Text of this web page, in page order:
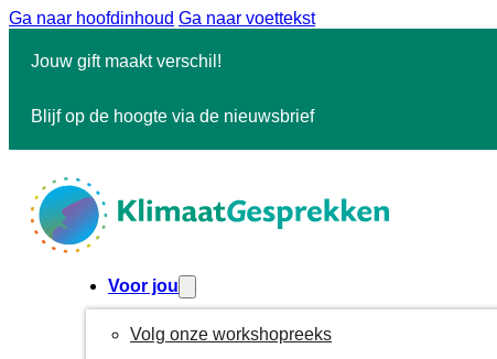
Ga naar hoofdinhoud Ga naar voettekst
Jouw gift maakt verschil!
Blijf op de hoogte via de nieuwsbrief
Voor jou
Volg onze workshopreeks